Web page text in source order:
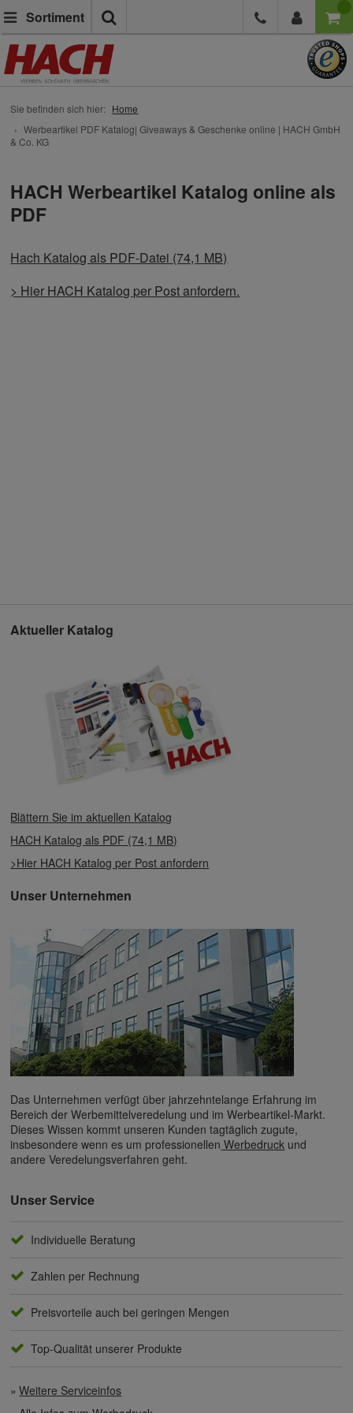
Sortiment
Sie befinden sich hier: Home
Werbeartikel PDF Katalog| Giveaways & Geschenke online | HACH GmbH
& Co. KG
HACH Werbeartikel Katalog online als
PDF
Hach Katalog als PDF-Datei (74,1 MB)
> Hier HACH Katalog per Post anfordern.
Aktueller Katalog
Blättern Sie im aktuellen Katalog
HACH Katalog als PDF (74,1 MB)
>Hier HACH Katalog per Post anfordern
Unser Unternehmen
Das Unternehmen verfügt über jahrzehntelange Erfahrung im
Bereich der Werbemittelveredelung und im Werbeartikel-Markt.
Dieses Wissen kommt unseren Kunden tagtäglich zugute,
insbesondere wenn es um professionellen Werbedruck und
andere Veredelungsverfahren geht.
Unser Service
Individuelle Beratung
Zahlen per Rechnung
Preisvorteile auch bei geringen Mengen
Top-Qualität unserer Produkte
Weitere Serviceinfos